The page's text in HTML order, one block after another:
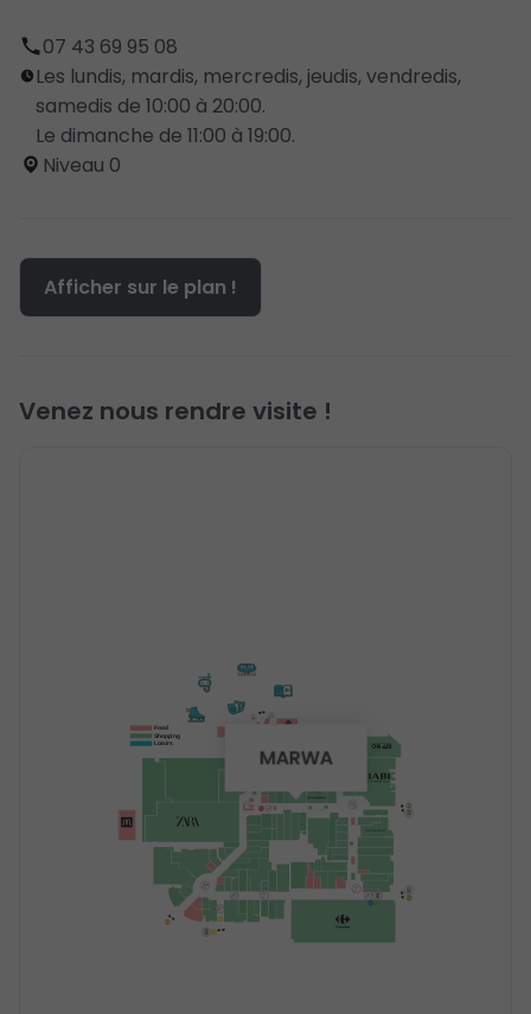
07 43 69 95 08
Les lundis, mardis, mercredis, jeudis, vendredis,
samedis de 10:00 à 20:00.
Le dimanche de 11:00 à 19:00.
Niveau 0
Afficher sur le plan !
Venez nous rendre visite !
Food
Shopping
Loisirs
MARWA